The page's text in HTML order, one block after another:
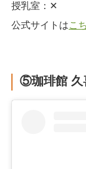
授乳室：‪✕‬
公式サイトはこ
⑤珈琲館 久